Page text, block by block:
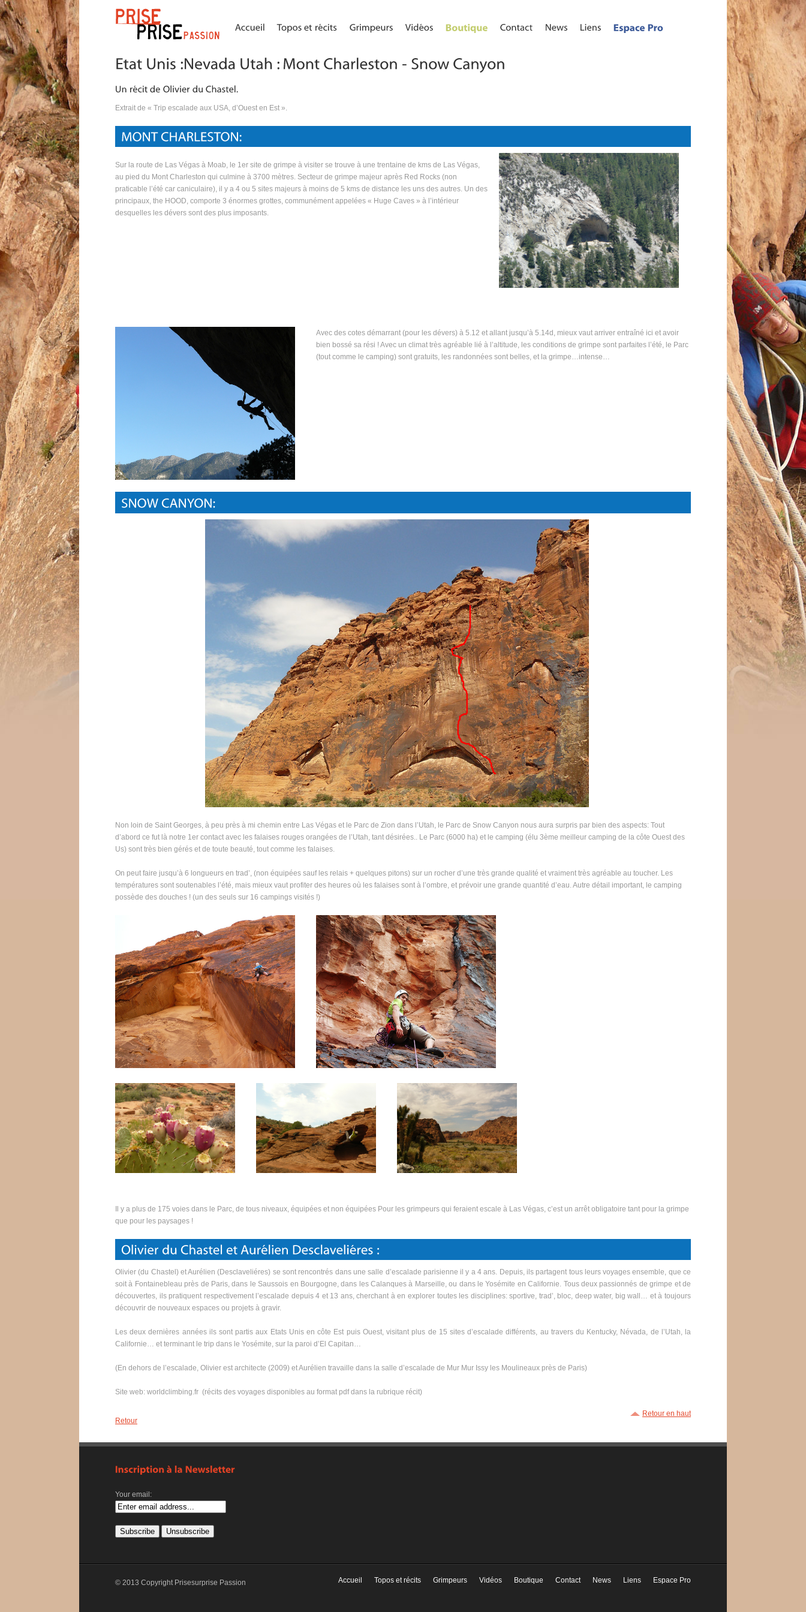
Extrait de « Trip escalade aux USA, d’Ouest en Est ».
Sur la route de Las Végas à Moab, le 1er site de grimpe à visiter se trouve à une trentaine de kms de Las Végas,
au pied du Mont Charleston qui culmine à 3700 mètres. Secteur de grimpe majeur après Red Rocks (non
praticable l’été car caniculaire), il y a 4 ou 5 sites majeurs à moins de 5 kms de distance les uns des autres. Un des
principaux, the HOOD, comporte 3 énormes grottes, communément appelées « Huge Caves » à l’intérieur
desquelles les dévers sont des plus imposants.
Avec des cotes démarrant (pour les dévers) à 5.12 et allant jusqu’à 5.14d, mieux vaut arriver entraîné ici et avoir
bien bossé sa rési ! Avec un climat très agréable lié à l’altitude, les conditions de grimpe sont parfaites l’été, le Parc
(tout comme le camping) sont gratuits, les randonnées sont belles, et la grimpe…intense…
Non loin de Saint Georges, à peu près à mi chemin entre Las Végas et le Parc de Zion dans l’Utah, le Parc de Snow Canyon nous aura surpris par bien des aspects: Tout
d’abord ce fut là notre 1 er contact avec les falaises rouges orangées de l’Utah, tant désirées.. Le Parc (6000 ha) et le camping (élu 3ème meilleur camping de la côte Ouest des
Us) sont très bien gérés et de toute beauté, tout comme les falaises.
On peut faire jusqu’à 6 longueurs en trad’, (non équipées sauf les relais + quelques pitons) sur un rocher d’une très grande qualité et vraiment très agréable au toucher. Les
températures sont soutenables l’été, mais mieux vaut profiter des heures où les falaises sont à l’ombre, et prévoir une grande quantité d’eau. Autre détail important, le camping
possède des douches ! (un des seuls sur 16 campings visités !)
Il y a plus de 175 voies dans le Parc, de tous niveaux, équipées et non équipées Pour les grimpeurs qui feraient escale à Las Végas, c’est un arrêt obligatoire tant pour la grimpe
que pour les paysages !
Olivier (du Chastel) et Aurélien (Desclaveliéres) se sont rencontrés dans une salle d’escalade parisienne il y a 4 ans. Depuis, ils partagent tous leurs voyages ensemble, que ce
soit à Fontainebleau près de Paris, dans le Saussois en Bourgogne, dans les Calanques à Marseille, ou dans le Yosémite en Californie. Tous deux passionnés de grimpe et de
découvertes, ils pratiquent respectivement l’escalade depuis 4 et 13 ans, cherchant à en explorer toutes les disciplines: sportive, trad’, bloc, deep water, big wall… et à toujours
découvrir de nouveaux espaces ou projets à gravir.
Les deux dernières années ils sont partis aux Etats Unis en côte Est puis Ouest, visitant plus de 15 sites d’escalade différents, au travers du Kentucky, Névada, de l’Utah, la
Californie… et terminant le trip dans le Yosémite, sur la paroi d’El Capitan…
(En dehors de l’escalade, Olivier est architecte (2009) et Aurélien travaille dans la salle d’escalade de Mur Mur Issy les Moulineaux près de Paris)
Site web: worldclimbing.fr (récits des voyages disponibles au format pdf dans la rubrique récit)
Retour en haut
Retour
Your email:
© 2013 Copyright Prisesurprise Passion Accueil Topos et récits Grimpeurs Vidéos Boutique Contact News Liens Espace Pro